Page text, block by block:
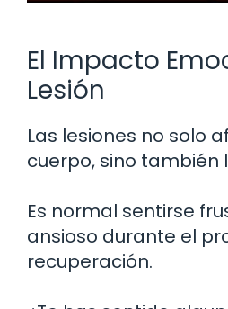
El Impacto
Lesión
Las lesiones no solo
cuerpo, sino también
Es normal sentirse
ansioso durante el
recuperación.